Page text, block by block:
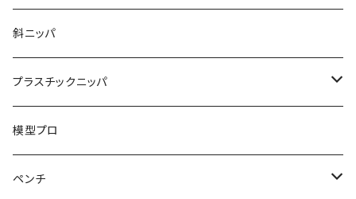
くちプラ用替えくわえ部
ハンマープライヤー用
グリップ
丸ペンチ
平ペンチ
ナイロンジョープライヤー
強力ニッパ
かるいニッパ
新サイズ強力ニッパ
パワーニッパ
斜ニッパ
プラスチックニッパ
プラスチックニッパ
かるいプラスチックニッパ
模型プロ
ペンチ